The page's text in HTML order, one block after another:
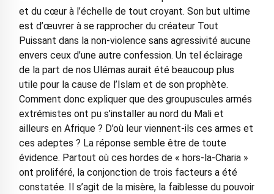
et du cœur à l’échelle de tout croyant. Son but ultime
est d’œuvrer à se rapprocher du créateur Tout
Puissant dans la non-violence sans agressivité aucune
envers ceux d’une autre confession. Un tel éclairage
de la part de nos Ulémas aurait été beaucoup plus
utile pour la cause de l’Islam et de son prophète.
Comment donc expliquer que des groupuscules armés
extrémistes ont pu s’installer au nord du Mali et
ailleurs en Afrique ? D’où leur viennent-ils ces armes et
ces adeptes ? La réponse semble être de toute
évidence. Partout où ces hordes de « hors-la-Charia »
ont proliféré, la conjonction de trois facteurs a été
constatée. Il s’agit de la misère, la faiblesse du pouvoir